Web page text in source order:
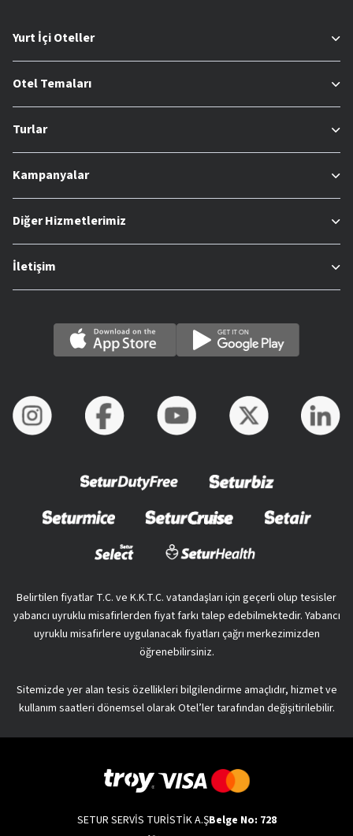
Yurt İçi Oteller
Otel Temaları
Turlar
Kampanyalar
Diğer Hizmetlerimiz
İletişim
Belirtilen fiyatlar T.C. ve K.K.T.C. vatandaşları için geçerli olup tesisler
yabancı uyruklu misafirlerden fiyat farkı talep edebilmektedir. Yabancı
uyruklu misafirlere uygulanacak fiyatları çağrı merkezimizden
öğrenebilirsiniz.
Sitemizde yer alan tesis özellikleri bilgilendirme amaçlıdır, hizmet ve
kullanım saatleri dönemsel olarak Otel’ler tarafından değişitirilebilir.
SETUR SERVİS TURİSTİK A.ŞBelge No: 728